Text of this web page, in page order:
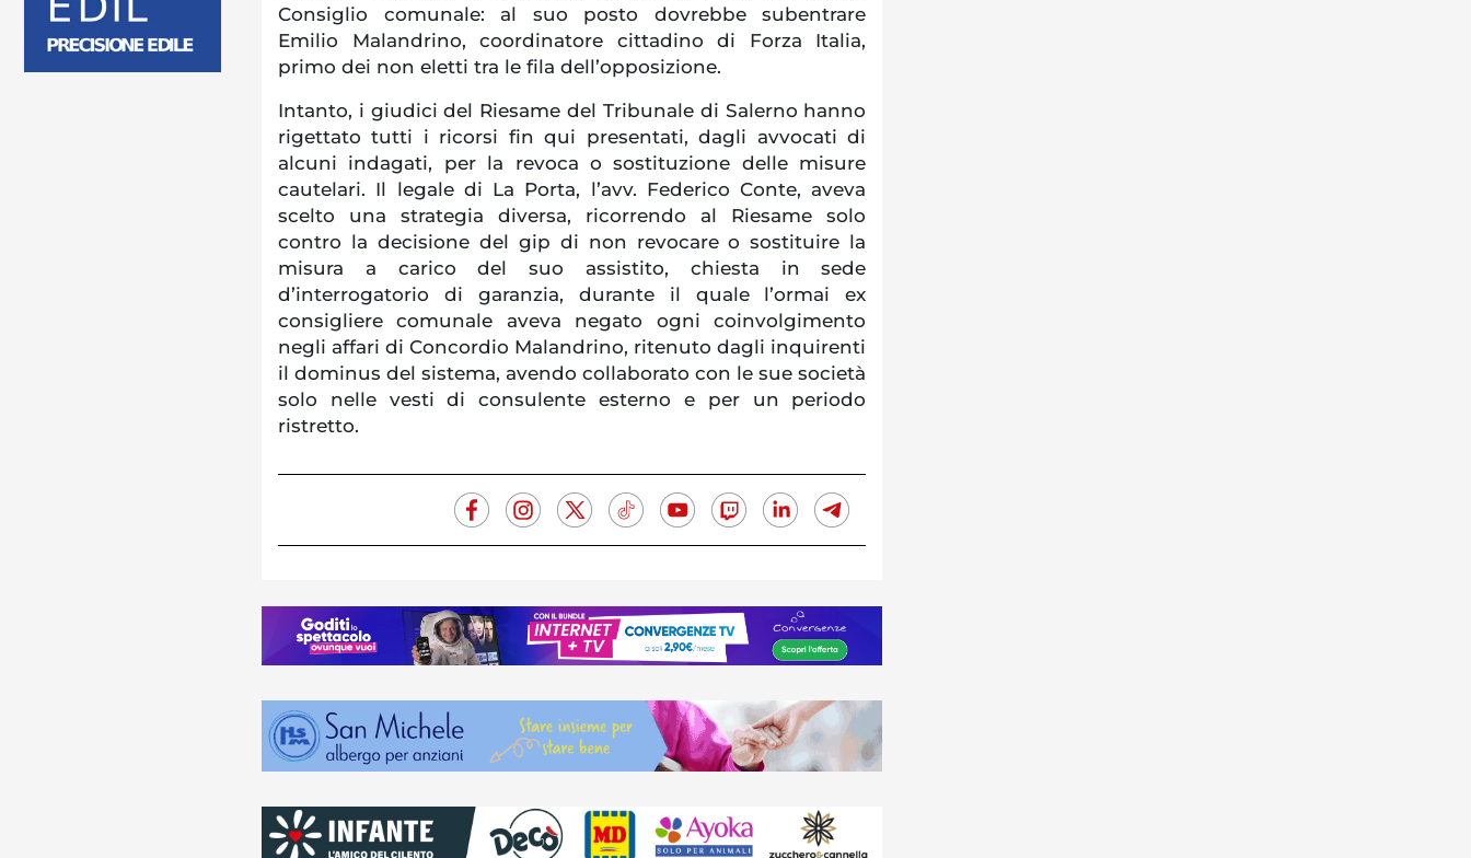
Consiglio comunale: al suo posto dovrebbe subentrare
Emilio Malandrino, coordinatore cittadino di Forza Italia,
primo dei non eletti tra le fila dell’opposizione.
Intanto, i giudici del Riesame del Tribunale di Salerno hanno
rigettato tutti i ricorsi fin qui presentati, dagli avvocati di
alcuni indagati, per la revoca o sostituzione delle misure
cautelari. Il legale di La Porta, l’avv. Federico Conte, aveva
scelto una strategia diversa, ricorrendo al Riesame solo
contro la decisione del gip di non revocare o sostituire la
misura a carico del suo assistito, chiesta in sede
d’interrogatorio di garanzia, durante il quale l’ormai ex
consigliere comunale aveva negato ogni coinvolgimento
negli affari di Concordio Malandrino, ritenuto dagli inquirenti
il dominus del sistema, avendo collaborato con le sue società
solo nelle vesti di consulente esterno e per un periodo
ristretto.